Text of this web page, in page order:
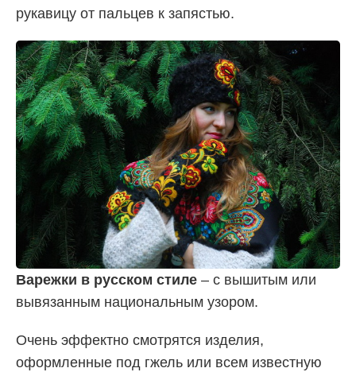
рукавицу от пальцев к запястью.
Варежки в русском стиле – с вышитым или
вывязанным национальным узором.
Очень эффектно смотрятся изделия,
оформленные под гжель или всем известную